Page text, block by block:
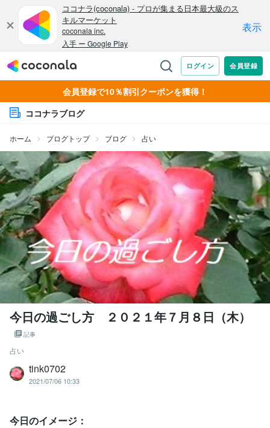
会員登録で10％割引クーポンを獲得！
ココナラブログ
ホーム ブログトップ ブログ 占い
今日の過ごし方 ２０２１年７月８日（木）
記事
占い
tink0702
2021/07/06 10:33
今日のイメージ：